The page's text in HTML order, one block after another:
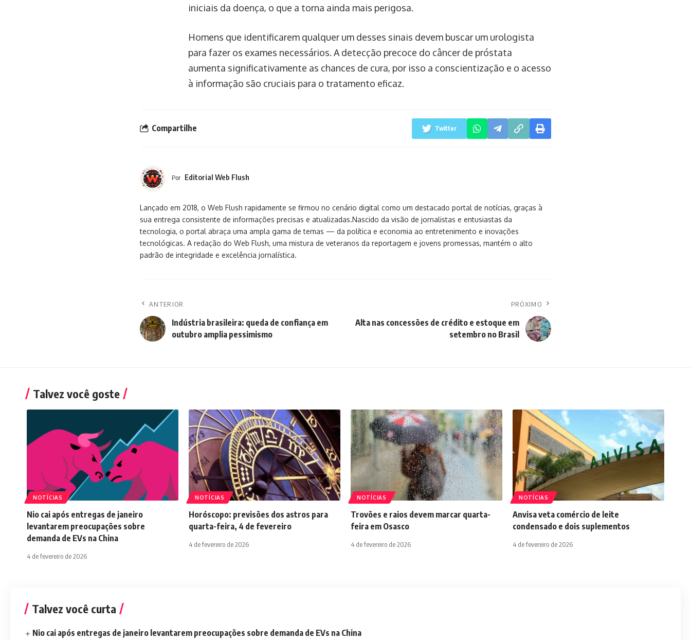
iniciais da doença, o que a torna ainda mais perigosa.
Homens que identificarem qualquer um desses sinais devem buscar um urologista
para fazer os exames necessários. A detecção precoce do câncer de próstata
aumenta significativamente as chances de cura, por isso a conscientização e o acesso
à informação são cruciais para o tratamento eficaz.
Compartilhe Twitter
Por Editorial Web Flush
Lançado em 2018, o Web Flush rapidamente se firmou no cenário digital como um destacado portal de notícias, graças à
sua entrega consistente de informações precisas e atualizadas.Nascido da visão de jornalistas e entusiastas da
tecnologia, o portal abraça uma ampla gama de temas — da política e economia ao entretenimento e inovações
tecnológicas. A redação do Web Flush, uma mistura de veteranos da reportagem e jovens promessas, mantém o alto
padrão de integridade e excelência jornalística.
ANTERIOR
Indústria brasileira: queda de confiança em
outubro amplia pessimismo
PRÓXIMO
Alta nas concessões de crédito e estoque em
setembro no Brasil
Talvez você goste
NOTÍCIAS
Nio cai após entregas de janeiro
levantarem preocupações sobre
demanda de EVs na China
4 de fevereiro de 2026
NOTÍCIAS
Horóscopo: previsões dos astros para
quarta-feira, 4 de fevereiro
4 de fevereiro de 2026
NOTÍCIAS
Trovões e raios devem marcar quarta-
feira em Osasco
4 de fevereiro de 2026
NOTÍCIAS
Anvisa veta comércio de leite
condensado e dois suplementos
4 de fevereiro de 2026
Talvez você curta
Nio cai após entregas de janeiro levantarem preocupações sobre demanda de EVs na China